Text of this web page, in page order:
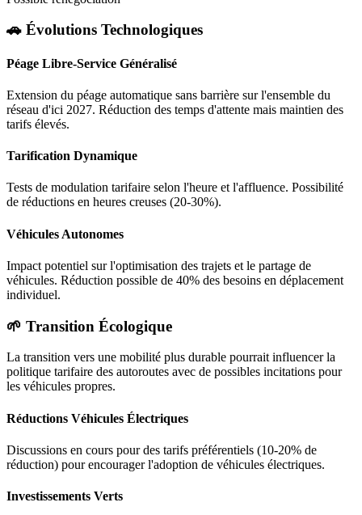
🚗 Évolutions Technologiques
Péage Libre-Service Généralisé
Extension du péage automatique sans barrière sur l'ensemble du
réseau d'ici 2027. Réduction des temps d'attente mais maintien des
tarifs élevés.
Tarification Dynamique
Tests de modulation tarifaire selon l'heure et l'affluence. Possibilité
de réductions en heures creuses (20-30%).
Véhicules Autonomes
Impact potentiel sur l'optimisation des trajets et le partage de
véhicules. Réduction possible de 40% des besoins en déplacement
individuel.
🌱 Transition Écologique
La transition vers une mobilité plus durable pourrait influencer la
politique tarifaire des autoroutes avec de possibles incitations pour
les véhicules propres.
Réductions Véhicules Électriques
Discussions en cours pour des tarifs préférentiels (10-20% de
réduction) pour encourager l'adoption de véhicules électriques.
Investissements Verts